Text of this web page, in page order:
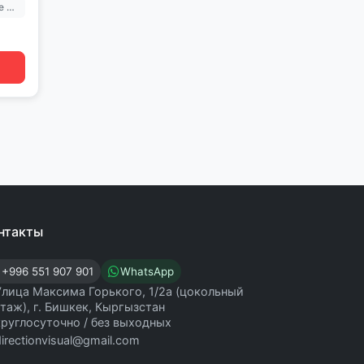
Выберите вариацию в карточке позиции
+996 551 907 901 WhatsApp
Максима Горького, 1/2а (цокольный
г. Бишкек, Кыргызстан
/ без выходных